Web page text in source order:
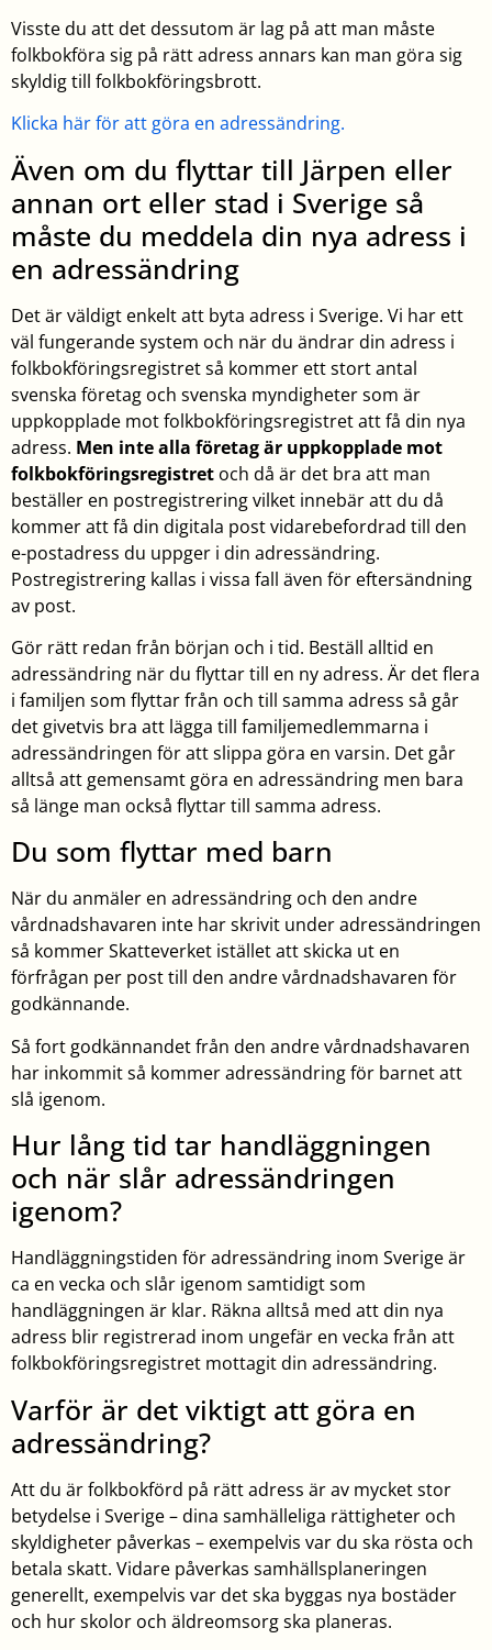
Visste du att det dessutom är lag på att man måste
folkbokföra sig på rätt adress annars kan man göra sig
skyldig till folkbokföringsbrott.
Klicka här för att göra en adressändring.
Även om du flyttar till Järpen eller
annan ort eller stad i Sverige så
måste du meddela din nya adress i
en adressändring
Det är väldigt enkelt att byta adress i Sverige. Vi har ett
väl fungerande system och när du ändrar din adress i
folkbokföringsregistret så kommer ett stort antal
svenska företag och svenska myndigheter som är
uppkopplade mot folkbokföringsregistret att få din nya
adress. Men inte alla företag är uppkopplade mot
folkbokföringsregistret och då är det bra att man
beställer en postregistrering vilket innebär att du då
kommer att få din digitala post vidarebefordrad till den
e-postadress du uppger i din adressändring.
Postregistrering kallas i vissa fall även för eftersändning
av post.
Gör rätt redan från början och i tid. Beställ alltid en
adressändring när du flyttar till en ny adress. Är det flera
i familjen som flyttar från och till samma adress så går
det givetvis bra att lägga till familjemedlemmarna i
adressändringen för att slippa göra en varsin. Det går
alltså att gemensamt göra en adressändring men bara
så länge man också flyttar till samma adress.
Du som flyttar med barn
När du anmäler en adressändring och den andre
vårdnadshavaren inte har skrivit under adressändringen
så kommer Skatteverket istället att skicka ut en
förfrågan per post till den andre vårdnadshavaren för
godkännande.
Så fort godkännandet från den andre vårdnadshavaren
har inkommit så kommer adressändring för barnet att
slå igenom.
Hur lång tid tar handläggningen
och när slår adressändringen
igenom?
Handläggningstiden för adressändring inom Sverige är
ca en vecka och slår igenom samtidigt som
handläggningen är klar. Räkna alltså med att din nya
adress blir registrerad inom ungefär en vecka från att
folkbokföringsregistret mottagit din adressändring.
Varför är det viktigt att göra en
adressändring?
Att du är folkbokförd på rätt adress är av mycket stor
betydelse i Sverige – dina samhälleliga rättigheter och
skyldigheter påverkas – exempelvis var du ska rösta och
betala skatt. Vidare påverkas samhällsplaneringen
generellt, exempelvis var det ska byggas nya bostäder
och hur skolor och äldreomsorg ska planeras.